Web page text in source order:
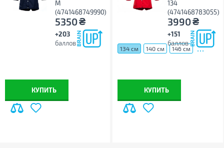
M
(4741468749990)
5350₴
+203
баллов
КУПИТЬ
134
(4741468783055)
3990₴
+151
баллов
134 см 140 см 146 см ...
КУПИТЬ